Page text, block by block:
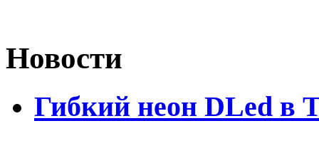
Новости
Гибкий неон DLed в